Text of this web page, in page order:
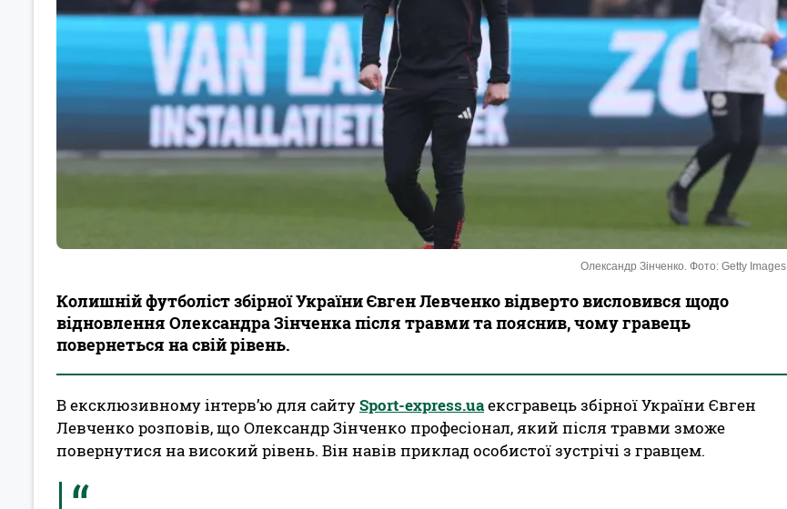
Олександр Зінченко. Фото: Getty Images
Колишній футболіст збірної України Євген Левченко відверто висловився щодо
відновлення Олександра Зінченка після травми та пояснив, чому гравець
повернеться на свій рівень.
В ексклюзивному інтерв’ю для сайтуSport-express.uaексгравець збірної України Євген
Левченко розповів, що Олександр Зінченко професіонал, який після травми зможе
повернутися на високий рівень. Він навів приклад особистої зустрічі з гравцем.